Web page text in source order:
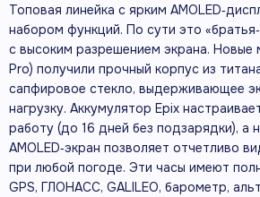
Топовая линейка с ярким
набором функций. По сути это
с высоким разрешением экрана. Новые
Pro) получили прочный корпус из
сапфировое стекло, выдерживающее
нагрузку. Аккумулятор Epix
работу (до 16 дней без подзарядки), а
AMOLED‑экран позволяет отчетливо
при любой погоде. Эти часы имеют
GPS, ГЛОНАСС, GALILEO, барометр,